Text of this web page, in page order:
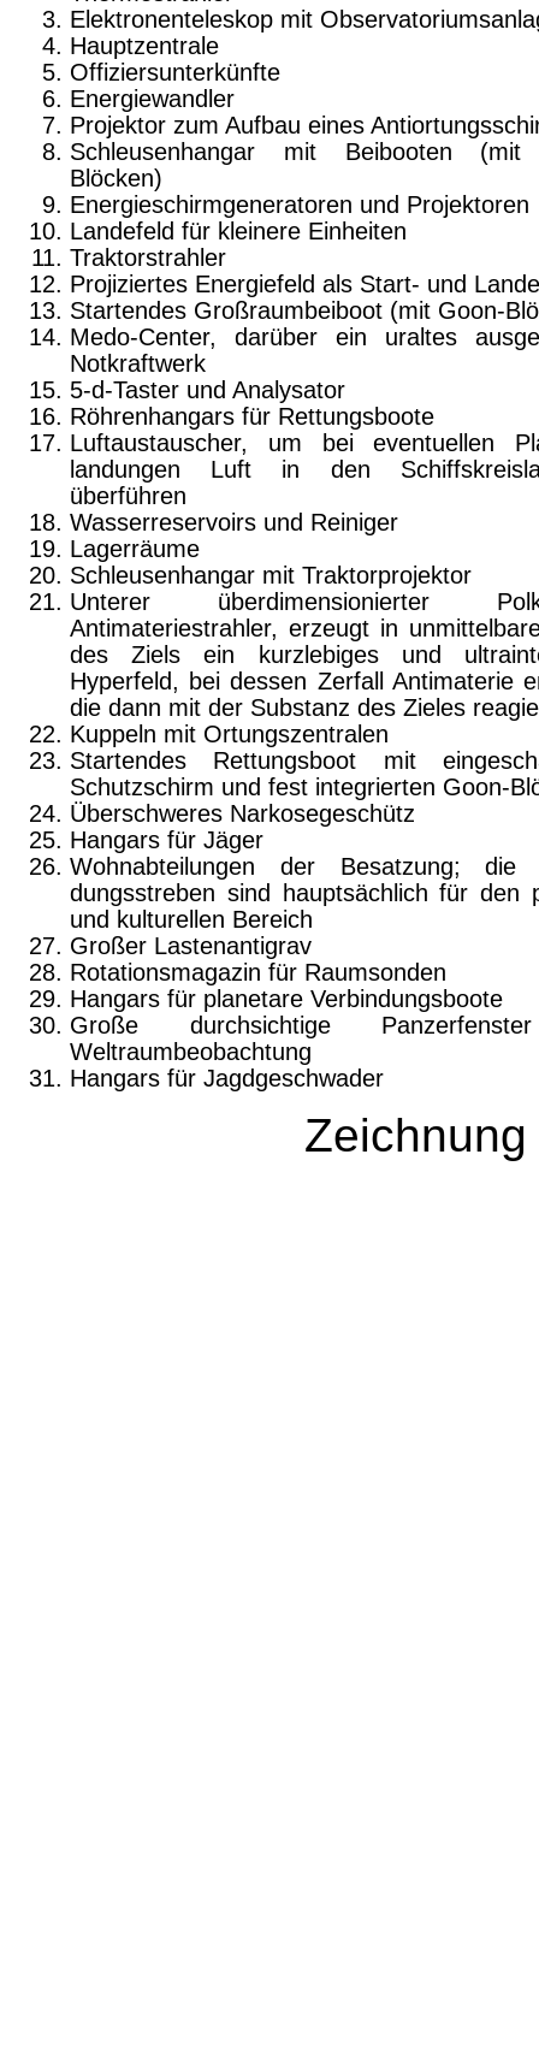
Elektronenteleskop mit
Hauptzentrale
Offiziersunterkünfte
Energiewandler
Projektor zum Aufbau eines
Schleusenhangar mit Beibooten (mit
Blöcken)
Energieschirmgeneratoren und Projektoren
Landefeld für kleinere Einheiten
Traktorstrahler
Projiziertes Energiefeld als Start- und
Startendes Großraumbeiboot (mit Goon-
Medo-Center, darüber ein uraltes
Notkraftwerk
5-d-Taster und Analysator
Röhrenhangars für Rettungsboote
Luftaustauscher, um bei eventuellen
landungen Luft in den
überführen
Wasserreservoirs und Reiniger
Lagerräume
Schleusenhangar mit Traktorprojektor
Unterer überdimensionierter
Antimateriestrahler, erzeugt in
des Ziels ein kurzlebiges und
Hyperfeld, bei dessen Zerfall Antimaterie
die dann mit der Substanz des Zieles
Kuppeln mit Ortungszentralen
Startendes Rettungsboot mit
Schutzschirm und fest integrierten Goon-
Überschweres Narkosegeschütz
Hangars für Jäger
Wohnabteilungen der Besatzung; die
dungsstreben sind hauptsächlich für den
und kulturellen Bereich
Großer Lastenantigrav
Rotationsmagazin für Raumsonden
Hangars für planetare Verbindungsboote
Große durchsichtige
Weltraumbeobachtung
Hangars für Jagdgeschwader